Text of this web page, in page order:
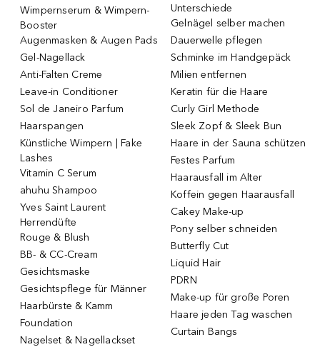
Wimpernserum & Wimpern-
Booster
Augenmasken & Augen Pads
Gel-Nagellack
Anti-Falten Creme
Leave-in Conditioner
Sol de Janeiro Parfum
Haarspangen
Künstliche Wimpern | Fake
Lashes
Vitamin C Serum
ahuhu Shampoo
Yves Saint Laurent
Herrendüfte
Rouge & Blush
BB- & CC-Cream
Gesichtsmaske
Gesichtspflege für Männer
Haarbürste & Kamm
Foundation
Nagelset & Nagellackset
Unterschiede
Gelnägel selber machen
Dauerwelle pflegen
Schminke im Handgepäck
Milien entfernen
Keratin für die Haare
Curly Girl Methode
Sleek Zopf & Sleek Bun
Haare in der Sauna schützen
Festes Parfum
Haarausfall im Alter
Koffein gegen Haarausfall
Cakey Make-up
Pony selber schneiden
Butterfly Cut
Liquid Hair
PDRN
Make-up für große Poren
Haare jeden Tag waschen
Curtain Bangs